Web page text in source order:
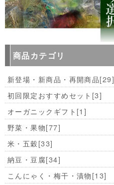
商品カテゴリ
新登場・新商品・再開商品[29]
初回限定おすすめセット [3]
オーガニックギフト [1]
野菜・果物[77]
米・五穀[33]
納豆・豆腐[34]
こんにゃく・梅干・漬物[13]